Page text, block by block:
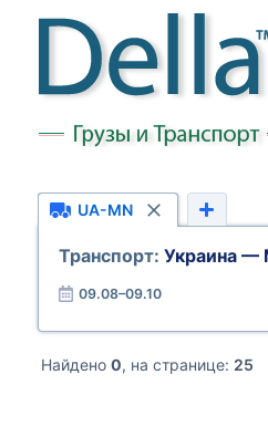
UA-MN
Транспорт: Украина —
09.08–09.10
Найдено 0, на странице: 25